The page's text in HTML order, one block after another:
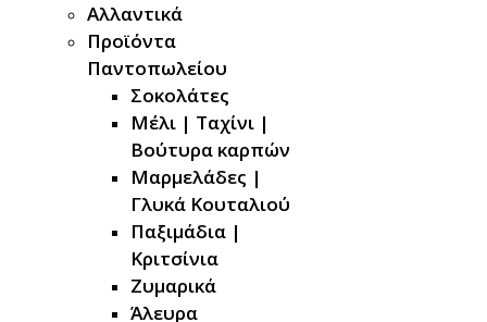
Αλλαντικά
Προϊόντα
Παντοπωλείου
Σοκολάτες
Μέλι | Ταχίνι |
Βούτυρα καρπών
Μαρμελάδες |
Γλυκά Κουταλιού
Παξιμάδια |
Κριτσίνια
Ζυμαρικά
Άλευρα